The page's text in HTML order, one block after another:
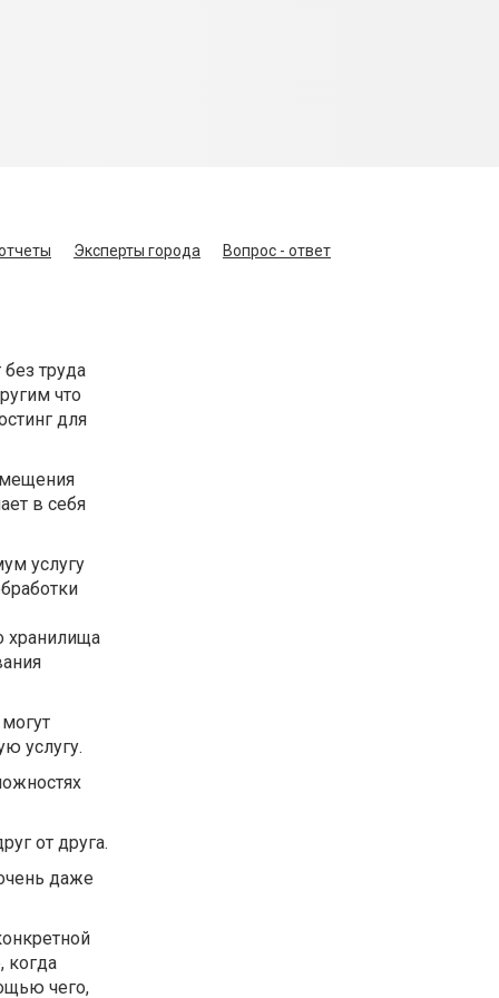
Эксперты города Вопрос - ответ
без труда
что
для
в себя
услугу
хранилища
услугу.
от друга.
даже
когда
чего,